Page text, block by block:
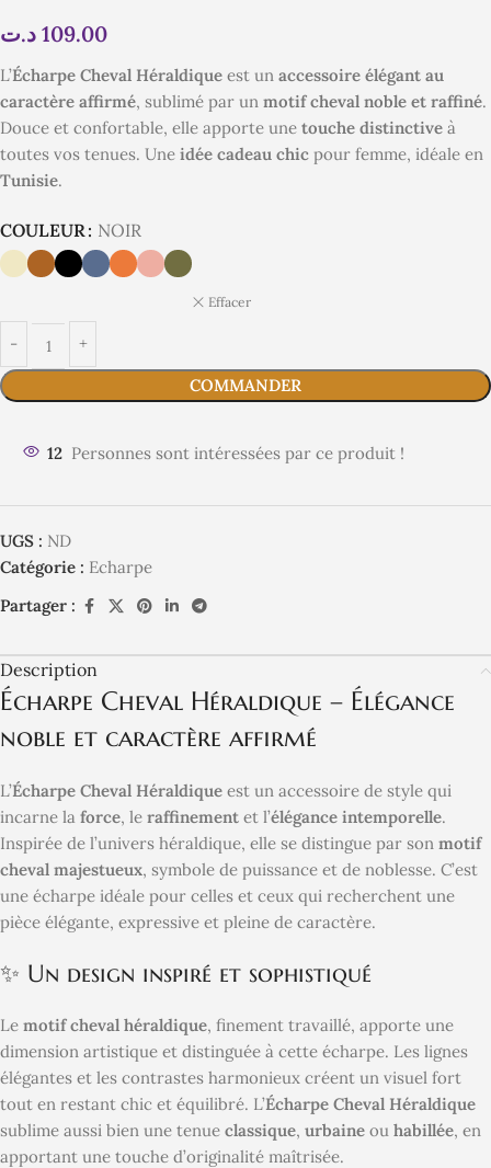
109.00 د.ت
L’Écharpe Cheval Héraldique est un accessoire élégant au
caractère affirmé, sublimé par un motif cheval noble et raffiné.
Douce et confortable, elle apporte une touche distinctive à
toutes vos tenues. Une idée cadeau chic pour femme, idéale en
Tunisie.
COULEUR NOIR
Effacer
COMMANDER
12 Personnes sont intéressées par ce produit !
UGS : ND
Catégorie : Echarpe
Partager :
Description
Écharpe Cheval Héraldique – Élégance
noble et caractère affirmé
L’Écharpe Cheval Héraldique est un accessoire de style qui
incarne la force, le raffinement et l’élégance intemporelle.
Inspirée de l’univers héraldique, elle se distingue par son motif
cheval majestueux, symbole de puissance et de noblesse. C’est
une écharpe idéale pour celles et ceux qui recherchent une
pièce élégante, expressive et pleine de caractère.
✨ Un design inspiré et sophistiqué
Le motif cheval héraldique, finement travaillé, apporte une
dimension artistique et distinguée à cette écharpe. Les lignes
élégantes et les contrastes harmonieux créent un visuel fort
tout en restant chic et équilibré. L’Écharpe Cheval Héraldique
sublime aussi bien une tenue classique, urbaine ou habillée, en
apportant une touche d’originalité maîtrisée.